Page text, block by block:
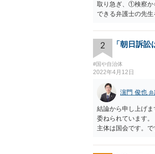
取り急ぎ、①検察か
できる弁護士の先
に相談されて決め
2 「朝日訴
#国や自治体
2022年4月12日
濵門 俊也 弁
結論から申し上げ
委ねられています
主体は国会です。